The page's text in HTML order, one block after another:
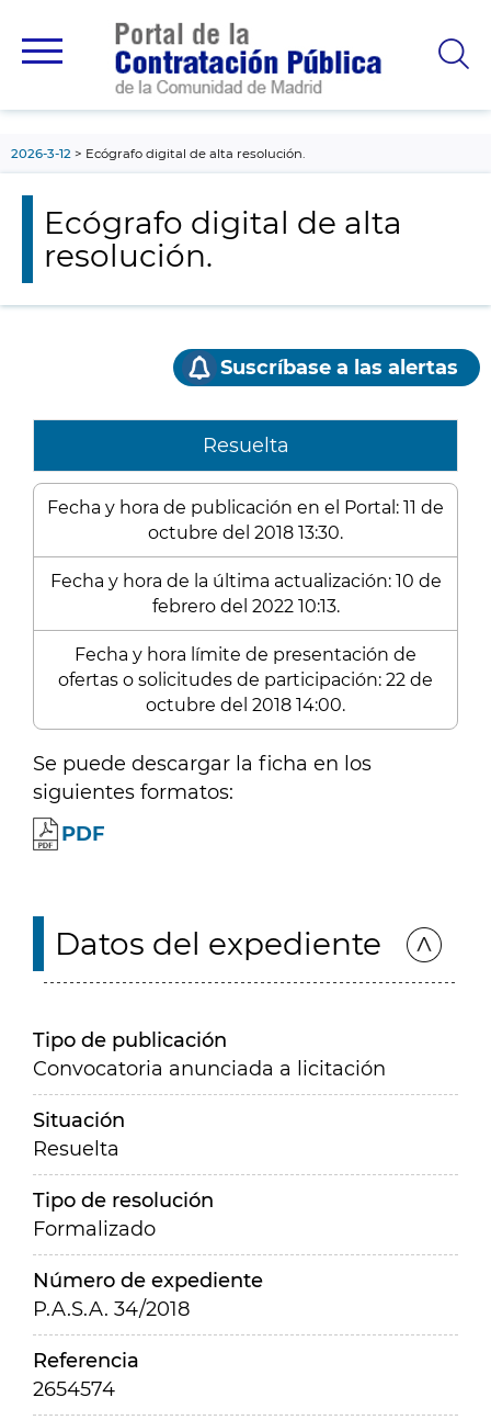
principal
2026-3-12 Ecógrafo digital de alta resolución.
Ecógrafo digital de alta
resolución.
Suscríbase a las alertas
Resuelta
Fecha y hora de publicación en el Portal: 11 de
octubre del 2018 13:30.
Fecha y hora de la última actualización: 10 de
febrero del 2022 10:13.
Fecha y hora límite de presentación de
ofertas o solicitudes de participación: 22 de
octubre del 2018 14:00.
Se puede descargar la ficha en los
siguientes formatos:
PDF
Datos del expediente
Tipo de publicación
Convocatoria anunciada a licitación
Situación
Resuelta
Tipo de resolución
Formalizado
Número de expediente
P.A.S.A. 34/2018
Referencia
2654574